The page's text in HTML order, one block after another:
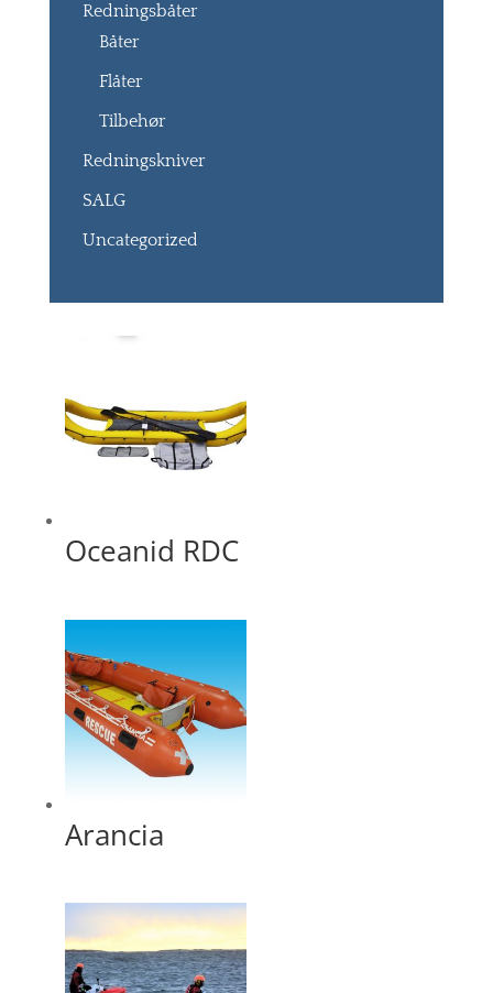
Redningsbåter
Båter
Flåter
Tilbehør
Redningskniver
SALG
Uncategorized
Oceanid RDC
Arancia